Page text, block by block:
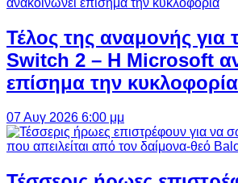
Τέλος της αναμονής για
Switch 2 – Η Microsoft
επίσημα την κυκλοφορία
07 Αυγ 2026 6:00 μμ